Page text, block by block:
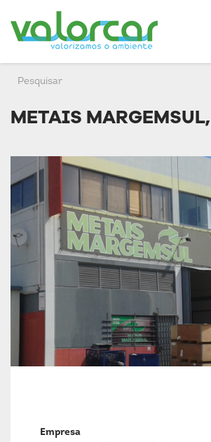
METAIS
Empresa